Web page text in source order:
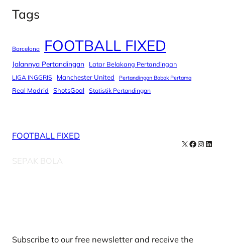
Tags
Barcelona FOOTBALL FIXED
Jalannya Pertandingan Latar Belakang Pertandingan
LIGA INGGRIS Manchester United Pertandingan Babak Pertama
Real Madrid ShotsGoal Statistik Pertandingan
FOOTBALL FIXED
SEPAK BOLA
X Facebook
Subscribe to our free newsletter and receive the